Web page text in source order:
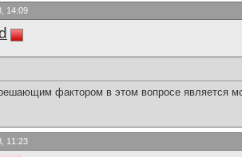
14:09
фактором в этом вопросе является
11:23